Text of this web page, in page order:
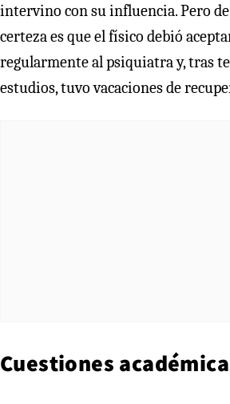
intervino con su influencia. Pero
certeza es que el físico debió
regularmente al psiquiatra y, tras
estudios, tuvo vacaciones de
Cuestiones